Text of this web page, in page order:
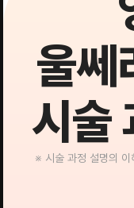
울쎄
시술
※ 시술 과정 설명의 이